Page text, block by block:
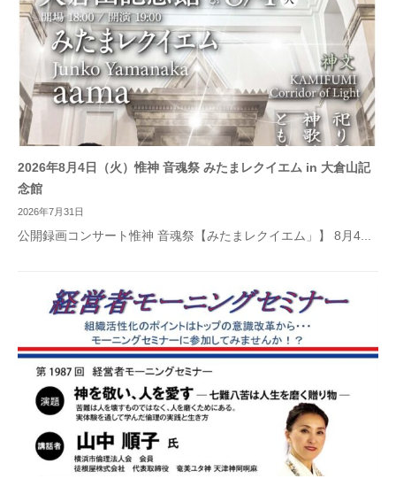
2026年8月4日（火）惟神 音魂祭 みたまレクイエム in 大倉山記
念館
2026年7月31日
公開録画コンサート惟神 音魂祭【みたまレクイエム」】 8月4...